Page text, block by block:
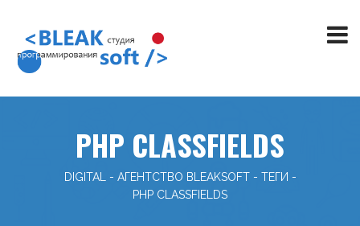
PHP CLASSFIELDS
DIGITAL - АГЕНТСТВО BLEAKSOFT - ТЕГИ -
PHP CLASSFIELDS